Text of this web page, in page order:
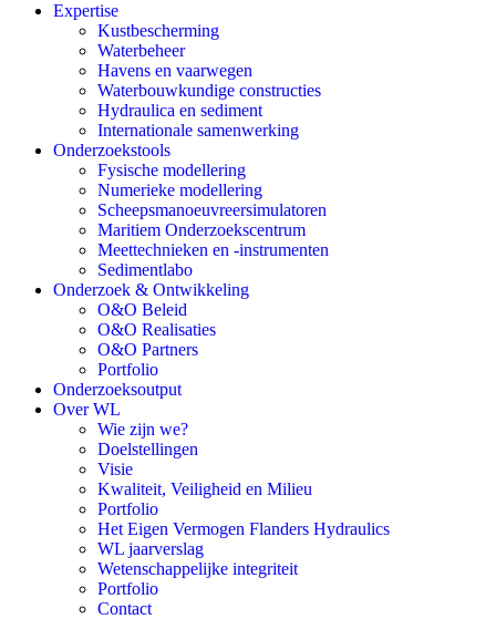
Expertise
Kustbescherming
Waterbeheer
Havens en vaarwegen
Waterbouwkundige constructies
Hydraulica en sediment
Internationale samenwerking
Onderzoekstools
Fysische modellering
Numerieke modellering
Scheepsmanoeuvreersimulatoren
Maritiem Onderzoekscentrum
Meettechnieken en -instrumenten
Sedimentlabo
Onderzoek & Ontwikkeling
O&O Beleid
O&O Realisaties
O&O Partners
Portfolio
Onderzoeksoutput
Over WL
Wie zijn we?
Doelstellingen
Visie
Kwaliteit, Veiligheid en Milieu
Portfolio
Het Eigen Vermogen Flanders Hydraulics
WL jaarverslag
Wetenschappelijke integriteit
Portfolio
Contact